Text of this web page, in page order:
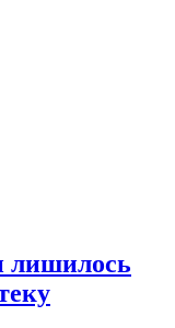
лишилось